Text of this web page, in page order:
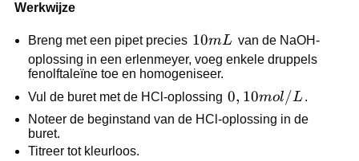
Werkwijze
Breng met een pipet precies 10
mL
10mL van de NaOH-
oplossing in een erlenmeyer, voeg enkele druppels
fenolftaleïne toe en homogeniseer.
Vul de buret met de HCl-oplossing 0,10
mol/L
0, 10mol/L.
Noteer de beginstand van de HCl-oplossing in de
buret.
Titreer tot kleurloos.